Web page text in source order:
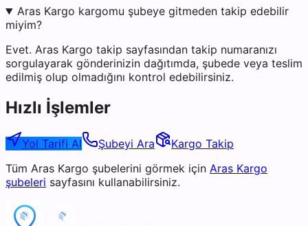
Aras Kargo kargomu şubeye gitmeden takip edebilir
miyim?
Evet. Aras Kargo takip sayfasından takip numaranızı
sorgulayarak gönderinizin dağıtımda, şubede veya teslim
edilmiş olup olmadığını kontrol edebilirsiniz.
Hızlı İşlemler
Yol Tarifi Al Şubeyi Ara
Kargo Takip
Tüm Aras Kargo şubelerini görmek için Aras Kargo
şubeleri sayfasını kullanabilirsiniz.